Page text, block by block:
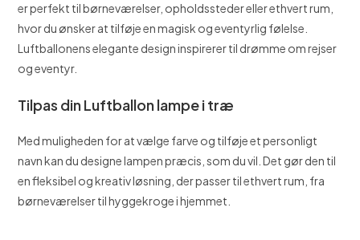
er perfekt til børneværelser, opholdssteder eller ethvert rum,
hvor du ønsker at tilføje en magisk og eventyrlig følelse.
Luftballonens elegante design inspirerer til drømme om rejser
og eventyr.
Tilpas din Luftballon lampe i træ
Med muligheden for at vælge farve og tilføje et personligt
navn kan du designe lampen præcis, som du vil. Det gør den til
en fleksibel og kreativ løsning, der passer til ethvert rum, fra
børneværelser til hyggekroge i hjemmet.